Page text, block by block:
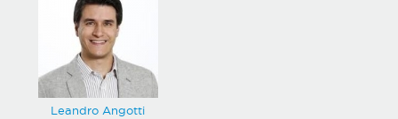
Leandro Angotti